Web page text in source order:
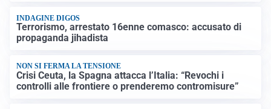
INDAGINE DIGOS
Terrorismo, arrestato 16enne comasco: accusato di
propaganda jihadista
NON SI FERMA LA TENSIONE
Crisi Ceuta, la Spagna attacca l’Italia: “Revochi i
controlli alle frontiere o prenderemo contromisure”